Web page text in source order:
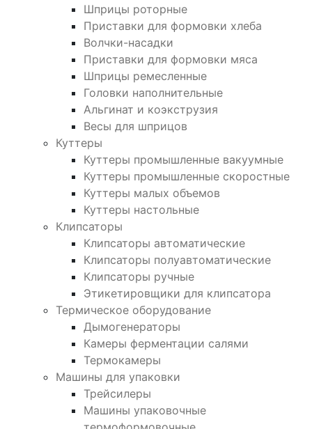
Шприцы роторные
Приставки для формовки хлеба
Волчки-насадки
Приставки для формовки мяса
Шприцы ремесленные
Головки наполнительные
Альгинат и коэкструзия
Весы для шприцов
Куттеры
Куттеры промышленные вакуумные
Куттеры промышленные скоростные
Куттеры малых объемов
Куттеры настольные
Клипсаторы
Клипсаторы автоматические
Клипсаторы полуавтоматические
Клипсаторы ручные
Этикетировщики для клипсатора
Термическое оборудование
Дымогенераторы
Камеры ферментации салями
Термокамеры
Машины для упаковки
Трейсилеры
Машины упаковочные